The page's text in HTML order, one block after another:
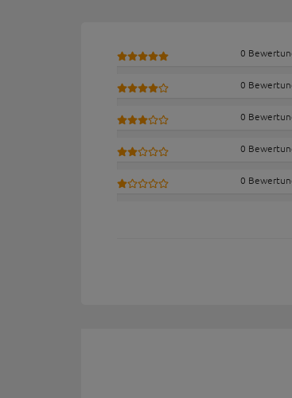
0
0
0
0
0